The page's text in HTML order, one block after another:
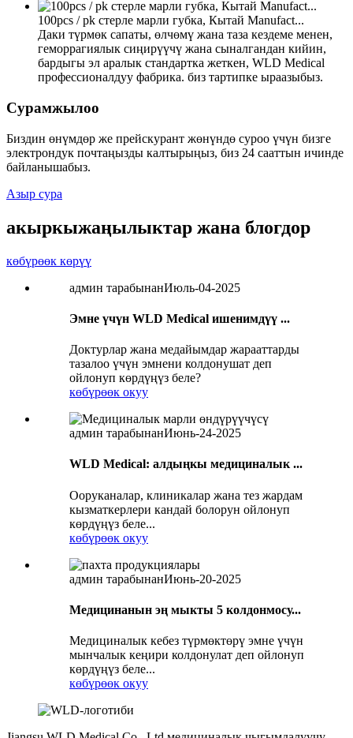
100pcs / pk стерле марли губка, Кытай Manufact...
Даки түрмөк сапаты, өлчөмү жана таза кездеме менен,
геморрагиялык сиңирүүчү жана сыналгандан кийин,
бардыгы эл аралык стандартка жеткен, WLD Medical
профессионалдуу фабрика. биз тартипке ыраазыбыз.
Сурамжылоо
Биздин өнүмдөр же прейскурант жөнүндө суроо үчүн бизге
электрондук почтаңызды калтырыңыз, биз 24 сааттын ичинде
байланышабыз.
Азыр сура
акыркыжаңылыктар жана блогдор
көбүрөөк көрүү
админ тарабынанИюль-04-2025
Эмне үчүн WLD Medical ишенимдүү ...
Доктурлар жана медайымдар жарааттарды
тазалоо үчүн эмнени колдонушат деп
ойлонуп көрдүңүз беле?
көбүрөөк окуу
админ тарабынанИюнь-24-2025
WLD Medical: алдыңкы медициналык ...
Ооруканалар, клиникалар жана тез жардам
кызматкерлери кандай болорун ойлонуп
көрдүңүз беле...
көбүрөөк окуу
админ тарабынанИюнь-20-2025
Медицинанын эң мыкты 5 колдонмосу...
Медициналык кебез түрмөктөрү эмне үчүн
мынчалык кеңири колдонулат деп ойлонуп
көрдүңүз беле...
көбүрөөк окуу